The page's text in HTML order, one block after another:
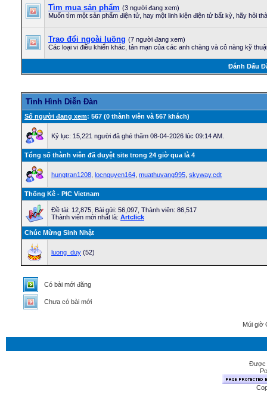
Tìm mua sản phẩm (3 người đang xem)
Muốn tìm một sản phẩm điện tử, hay một linh kiện điện tử bất kỳ, hãy hỏi
Trao đổi ngoài luồng (7 người đang xem)
Các loại vi điều khiển khác, tản mạn của các anh chàng và cô nàng kỹ
Ðánh Dấu
Tình Hình Diễn Ðàn
Số người đang xem: 567 (0 thành viên và 567 khách)
Kỷ lục: 15,221 người đã ghé thăm 08-04-2026 lúc 09:14 AM.
Tổng số thành viên đã duyệt site trong 24 giờ qua là 4
hungtran1208 locnguyen164 muathuvang995 skyway.cdt
Thống Kê - PIC Vietnam
Ðề tài: 12,875, Bài gửi: 56,097, Thành viên: 86,517
Thành viên mới nhất là: Artclick
Chúc Mừng Sinh Nhật
luong_duy (52)
Có bài mới đăng
Chưa có bài mới
Múi giờ
Được